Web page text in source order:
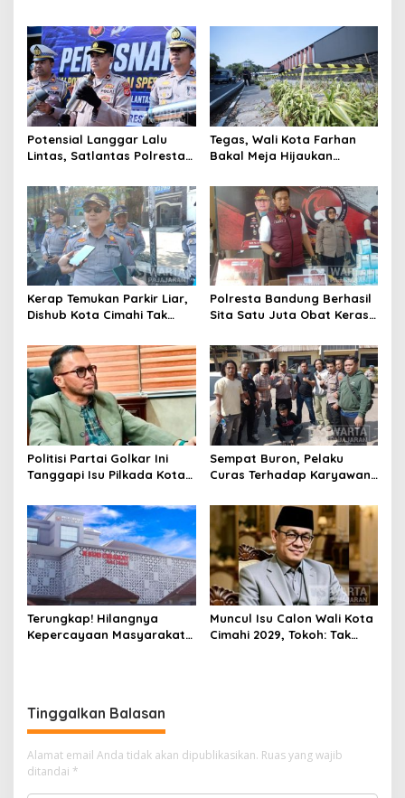
Kota Cimahi
Cimahi Lakukan
Potensial Langgar Lalu
Lintas, Satlantas Polresta
Motor Berknalpot Brong
Tegas, Wali Kota Farhan
Bakal Meja Hijaukan
Riau
Kerap Temukan Parkir Liar,
Dishub Kota Cimahi Tak
Pembinaan
Polresta Bandung Berhasil
Sita Satu Juta Obat Keras
Kasus Narkoba
Politisi Partai Golkar Ini
Tanggapi Isu Pilkada Kota
Sempat Buron, Pelaku
Curas Terhadap Karyawan
Ditangkap Polisi
Terungkap! Hilangnya
Kepercayaan Masyarakat
Muncul Isu Calon Wali Kota
Cimahi 2029, Tokoh: Tak
Tinggalkan Balasan
Alamat email Anda tidak akan dipublikasikan. Ruas yang wajib
ditandai *